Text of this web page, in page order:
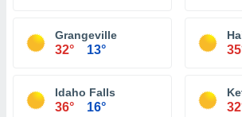
Grangeville
32° 13°
Idaho Falls
36° 16°